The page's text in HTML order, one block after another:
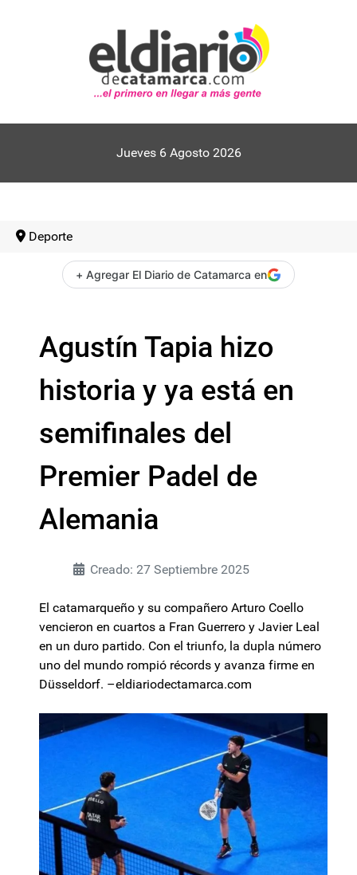
Jueves 6 Agosto 2026
Deporte
+ Agregar El Diario de Catamarca en
Agustín Tapia hizo
historia y ya está en
semifinales del
Premier Padel de
Alemania
Creado: 27 Septiembre 2025
El catamarqueño y su compañero Arturo Coello
vencieron en cuartos a Fran Guerrero y Javier Leal
en un duro partido. Con el triunfo, la dupla número
uno del mundo rompió récords y avanza firme en
Düsseldorf. –eldiariodectamarca.com